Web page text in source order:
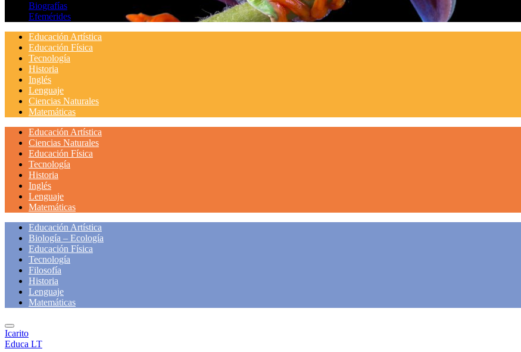
Biografías
Efemérides
Educación Artística
Educación Física
Tecnología
Historia
Inglés
Lenguaje
Ciencias Naturales
Matemáticas
Educación Artística
Ciencias Naturales
Educación Física
Tecnología
Historia
Inglés
Lenguaje
Matemáticas
Educación Artística
Biología – Ecología
Educación Física
Tecnología
Filosofía
Historia
Lenguaje
Matemáticas
Icarito
Educa LT